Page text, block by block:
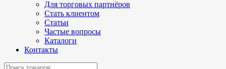
Для торговых партнёров
Стать клиентом
Статьи
Частые вопросы
Каталоги
Контакты